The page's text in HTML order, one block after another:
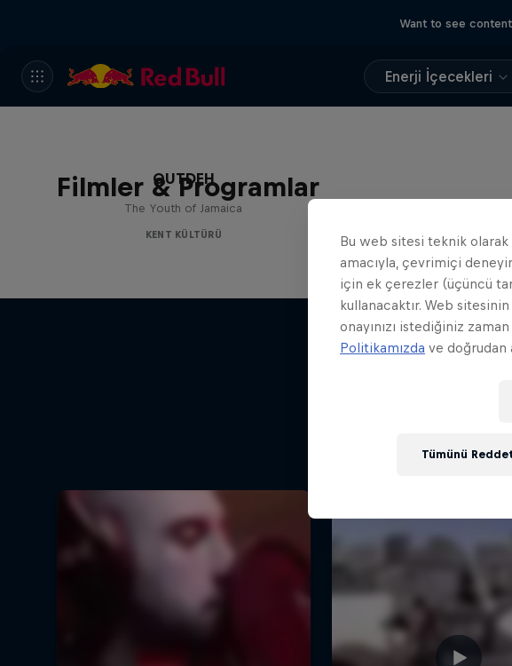
Want to see
Enerji İçecekleri
Filmler & Programlar
OUTDEH
The Youth of Jamaica
KENT KÜLTÜRÜ
Bu web sitesi teknik
amacıyla, çevrimiçi
için ek çerezler (üçüncü
kullanacaktır. Web sitesinin
onayınızı istediğiniz
Politikamızda ve doğrudan
Tümünü